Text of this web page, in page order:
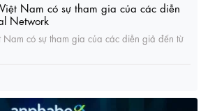
Nam có sự tham gia của các diễn
Network
Nam có sự tham gia của các diễn giả đến từ